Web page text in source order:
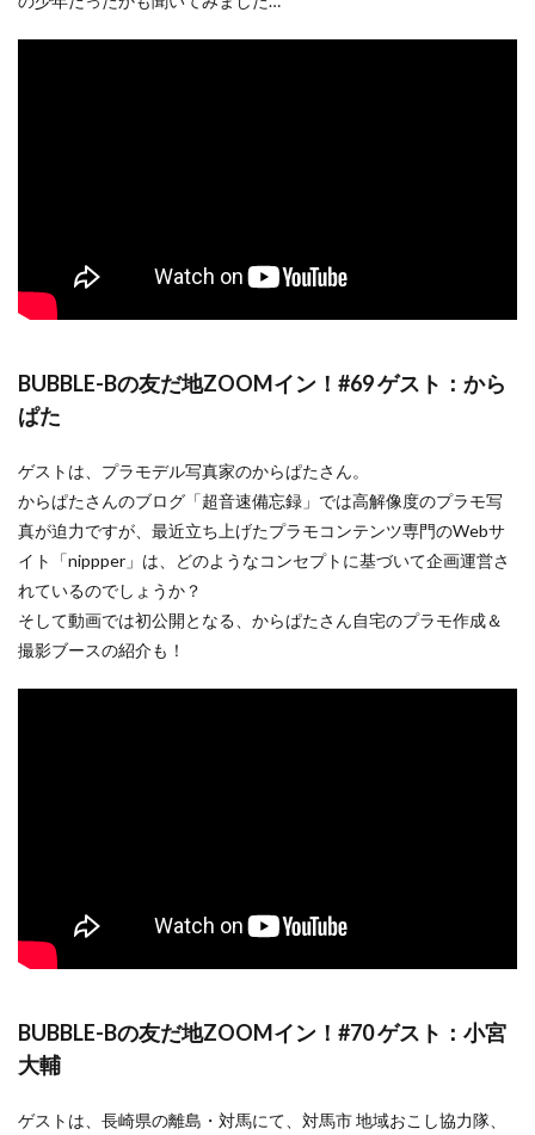
BUBBLE-Bの友だ地ZOOMイン！#69 ゲスト：から
ぱた
ゲストは、プラモデル写真家のからぱたさん。
からぱたさんのブログ「超音速備忘録」では高解像度のプラモ写
真が迫力ですが、最近立ち上げたプラモコンテンツ専門のWebサ
イト「nippper」は、どのようなコンセプトに基づいて企画運営さ
れているのでしょうか？
そして動画では初公開となる、からぱたさん自宅のプラモ作成＆
撮影ブースの紹介も！
BUBBLE-Bの友だ地ZOOMイン！#70 ゲスト：小宮
大輔
ゲストは、長崎県の離島・対馬にて、対馬市 地域おこし協力隊、